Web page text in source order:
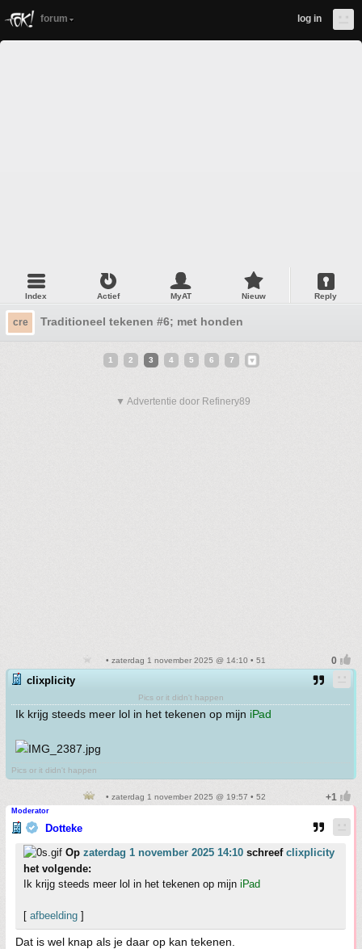
forum log in
Index Actief MyAT Nieuw Reply
cre Traditioneel tekenen #6; met honden
1 2 3 4 5 6 7
▼ Advertentie door Refinery89
• zaterdag 1 november 2025 @ 14:10 • 51
clixplicity
Pics or it didn't happen
Ik krijg steeds meer lol in het tekenen op mijn iPad
Pics or it didn't happen
• zaterdag 1 november 2025 @ 19:57 • 52
Moderator
Dotteke
Op zaterdag 1 november 2025 14:10 schreef clixplicity
het volgende:
Ik krijg steeds meer lol in het tekenen op mijn iPad
[ afbeelding ]
Dat is wel knap als je daar op kan tekenen.